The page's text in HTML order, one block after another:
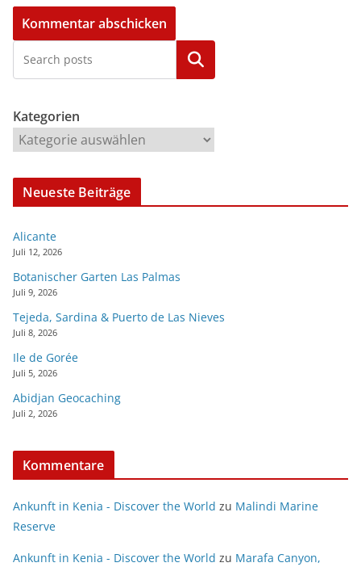
Kategorien
Kategorien
Neueste Beiträge
Alicante
Juli 12, 2026
Botanischer Garten Las Palmas
Juli 9, 2026
Tejeda, Sardina & Puerto de Las Nieves
Juli 8, 2026
Ile de Gorée
Juli 5, 2026
Abidjan Geocaching
Juli 2, 2026
Kommentare
Ankunft in Kenia - Discover the World zu Malindi Marine
Reserve
Ankunft in Kenia - Discover the World zu Marafa Canyon,